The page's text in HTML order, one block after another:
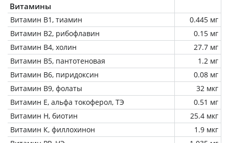
Витамины
Витамин В1, тиамин
0.445 мг
Витамин В2, рибофлавин
0.15 мг
Витамин В4, холин
27.7 мг
Витамин В5, пантотеновая
1.2 мг
Витамин В6, пиридоксин
0.08 мг
Витамин В9, фолаты
32 мкг
Витамин Е, альфа токоферол, ТЭ
0.51 мг
Витамин Н, биотин
25.4 мкг
Витамин К, филлохинон
1.9 мкг